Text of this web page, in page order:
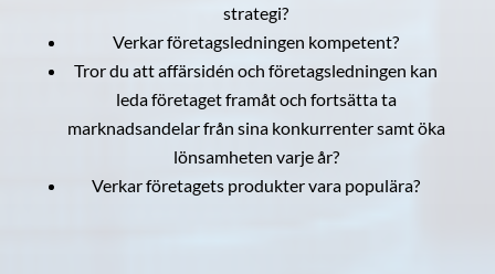
strategi?
Verkar företagsledningen kompetent?
Tror du att affärsidén och företagsledningen kan
leda företaget framåt och fortsätta ta
marknadsandelar från sina konkurrenter samt öka
lönsamheten varje år?
Verkar företagets produkter vara populära?